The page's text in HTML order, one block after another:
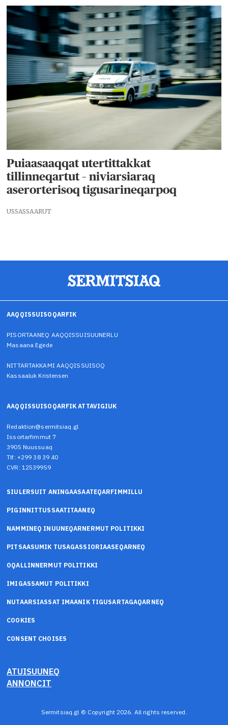
Puiaasaaqqat utertittakkat
tillinneqartut – niviarsiaraq
aserorterisoq tigusarineqarpoq
USSASSAARUT
AAQQISSUISOQARFIK
PISORTAANEQ AAQQISSUISUUNERLU
Masaana Egede
NITTARTAKKAMI AAQQISSUISOQ
Kassaaluk Kristensen
AAQQISSUISOQARFIK ATTAVIGIUK
Redaktion@sermitsiaq.gl
Issortarfimmut 7
3905 Nuussuaq
Tlf: +299 38 39 40
CVR: 12539959
SIULERSUIT ANINGAASAATEQARFIMMILLU
PIGINNITTUSSAATITAANEQ
NAMMINEQ INUUNEQARNERMUT POLITIKKI
PITSAASUMIK TUSAGASSIORIAASEQARNEQ
OQALLINNERMUT POLITIKKI
IMIGASSAMUT POLITIKKI
NUTAARSIASSAT IMAANIK TIGUSARTAGAQARNEQ
COOKIES
CONSENT CHOISES
ATUISUUNEQ
ANNONCIT
Sermitsiaq.gl © Copyright 2026. All rights reserved.